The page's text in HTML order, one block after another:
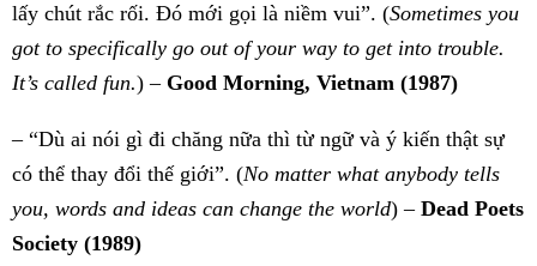
lấy chút rắc rối. Đó mới gọi là niềm vui”. (Sometimes you
got to specifically go out of your way to get into trouble.
It’s called fun.) – Good Morning, Vietnam (1987)
– “Dù ai nói gì đi chăng nữa thì từ ngữ và ý kiến thật sự
có thể thay đổi thế giới”. (No matter what anybody tells
you, words and ideas can change the world) – Dead Poets
Society (1989)